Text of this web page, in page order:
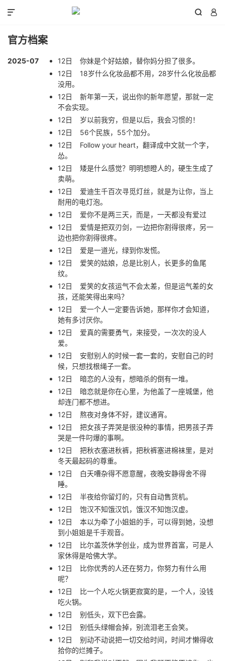
 

官方档案
2025-07 12日
你妹是个好姑娘，替你妈分担了很多。
12日
18岁什么化妆品都不用，28岁什么化妆品都
没用。
12日
新年第一天，说出你的新年愿望，那就一定
不会实现。
12日
岁以前我穷，但是以后，我会习惯的！
12日
56个民族，55个加分。
12日
Follow your heart，翻译成中文就一个字，
怂。
12日
矮是什么感觉？明明想瞪人的，硬生生成了
卖萌。
12日
爱迪生千百次寻觅灯丝，就是为让你，当上
耐用的电灯泡。
12日
爱你不是两三天，而是，一天都没有爱过
12日
爱情是把双刃剑，一边把你割得很疼，另一
边也把你割得很疼。
12日
爱是一道光，绿到你发慌。
12日
爱笑的姑娘，总是比别人，长更多的鱼尾
纹。
12日
爱笑的女孩运气不会太差，但是运气差的女
孩，还能笑得出来吗？
12日
爱一个人一定要告诉她，那样你才会知道，
她有多讨厌你。
12日
爱真的需要勇气，来接受，一次次的没人
爱。
12日
安慰别人的时候一套一套的，安慰自己的时
候，只想找根绳子一套。
12日
暗恋的人没有，想暗杀的倒有一堆。
12日
暗恋就是你在心里，为他盖了一座城堡，他
却连门都不想进。
12日
熬夜对身体不好，建议通宵。
12日
把女孩子弄哭是很没种的事情，把男孩子弄
哭是一件叼爆的事啊。
12日
把秋衣塞进秋裤，把秋裤塞进棉袜里，是对
冬天最起码的尊重。
12日
白天嘈杂得不愿意醒，夜晚安静得舍不得
睡。
12日
半夜给你留灯的，只有自动售货机。
12日
饱汉不知饿汉饥，饿汉不知饱汉虚。
12日
本以为牵了小姐姐的手，可以得到她，没想
到小姐姐是千手观音。
12日
比尔盖茨休学创业，成为世界首富，可是人
家休得是哈佛大学。
12日
比你优秀的人还在努力，你努力有什么用
呢？
12日
比一个人吃火锅更寂寞的是，一个人，没钱
吃火锅。
12日
别低头，双下巴会露。
12日
别低头绿帽会掉，别流泪老王会笑。
12日
别动不动说把一切交给时间，时间才懒得收
拾你的烂摊子。